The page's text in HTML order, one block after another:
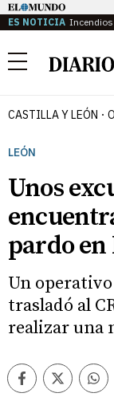
ES NOTICIA Incendios
Menú
CASTILLA Y LEÓN
LEÓN
Unos
pardo en
Un
trasladó al
realizar una
FacebookTwitter